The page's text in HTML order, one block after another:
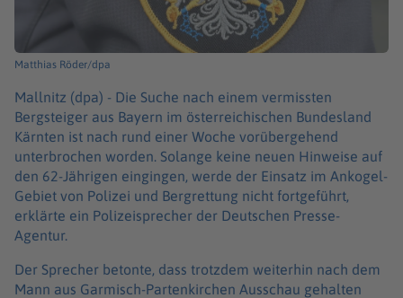
Matthias Röder/dpa
Mallnitz (dpa) - Die Suche nach einem vermissten
Bergsteiger aus Bayern im österreichischen Bundesland
Kärnten ist nach rund einer Woche vorübergehend
unterbrochen worden. Solange keine neuen Hinweise auf
den 62-Jährigen eingingen, werde der Einsatz im Ankogel-
Gebiet von Polizei und Bergrettung nicht fortgeführt,
erklärte ein Polizeisprecher der Deutschen Presse-
Agentur.
Der Sprecher betonte, dass trotzdem weiterhin nach dem
Mann aus Garmisch-Partenkirchen Ausschau gehalten